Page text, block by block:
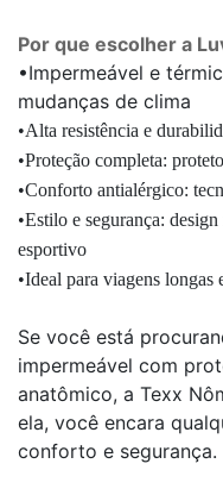
Por que escolher a
•Impermeável e
mudanças de clima
•Alta resistência e
•Proteção completa:
•Conforto antialérgico:
•Estilo e segurança:
esportivo
•Ideal para viagens longas
Se você está
impermeável com
anatômico, a Texx
ela, você encara
conforto e segurança.